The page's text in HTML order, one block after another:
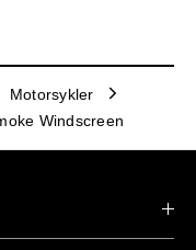
Motorsykler
Windscreen